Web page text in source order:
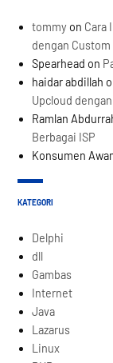
tommy on Cara
dengan Custom
Spearhead on
haidar abdillah
Upcloud
Ramlan
Berbagai ISP
Konsumen
KATEGORI
Delphi
dll
Gambas
Internet
Java
Lazarus
Linux